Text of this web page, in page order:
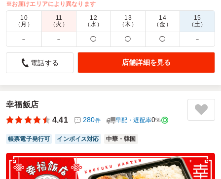
商品数： 28 締切日時： 2日前23:45 価格帯： 972円～2,160円
配達時間：
10:30～21:00
中華のお弁当 かなりのレベルです
5.0 有限会社 相馬モータース
中華のお弁当をお願いしました
味は高級中華店と遜色なく美味しくいただきました
ご利用シーン：
埼玉県北葛飾郡杉戸町下高野2025/09/07
※お届けエリアにより異なります
10
（月）
11
（火）
12
（水）
13
（木）
14
（金）
15
（土）
－ － ◯ ◯ ◯ －
電話する 店舗詳細を見る
幸福飯店
4.41
280件 早配・遅配率0%
帳票電子発行可 インボイス対応 中華・韓国